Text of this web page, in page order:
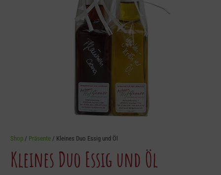
Shop / Präsente / Kleines Duo Essig und Öl
Kleines Duo Essig und Öl